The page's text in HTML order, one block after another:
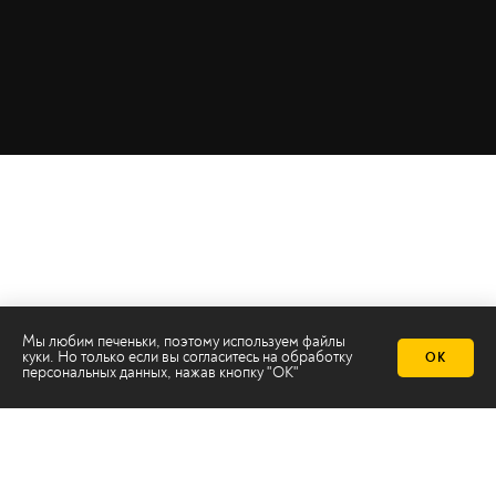
Мы любим печеньки, поэтому используем файлы
куки. Но только если вы согласитесь на обработку
персональных данных, нажав кнопку "ОК"
ОК